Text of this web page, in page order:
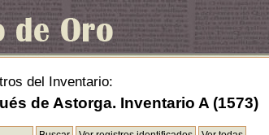
del Inventario:
de Astorga. Inventario A (1573)